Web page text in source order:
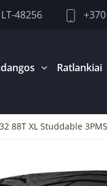
48256
Ratlankiai
88T XL Studdable